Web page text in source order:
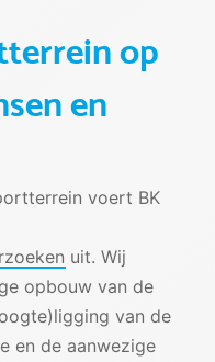
op
en
voert BK
uit. Wij
opbouw van de
van de
en de aanwezige